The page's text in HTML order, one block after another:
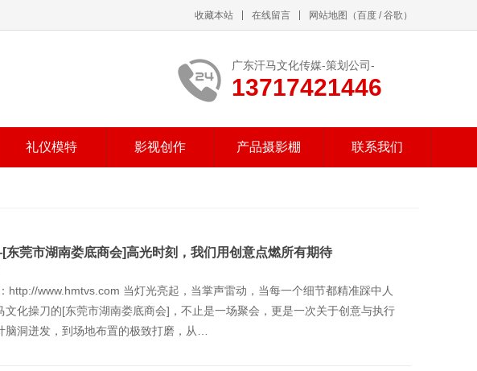
收藏本站 在线留言 网站地图 （百度 /谷歌 ）
广东汗马文化传媒-策划公司-
13717421446
礼仪模特 影视创作 产品摄影棚 联系我们
莞市湖南娄底商会]高光时刻，我们用创意点燃所有期待
http://www.hmtvs.com 当灯光亮起，当掌声雷动，当每一个细节都精准踩中人
化操刀的[东莞市湖南娄底商会]，不止是一场聚会，更是一次关于创意与执行
洞迸发，到场地布置的极致打磨，从…